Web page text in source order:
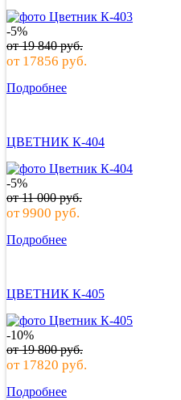
-5%
от19 840руб.
от 17856 руб.
Подробнее
ЦВЕТНИК К-404
-5%
от11 000руб.
от9900 руб.
Подробнее
ЦВЕТНИК К-405
-10%
от19 800руб.
от 17820 руб.
Подробнее